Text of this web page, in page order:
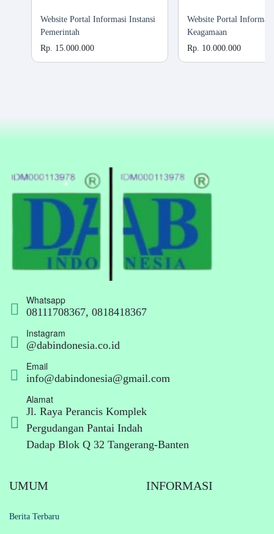
Website Portal Informasi Instansi
Pemerintah
Rp. 15.000.000
Website Portal
Keagamaan
Rp. 10.000.000
Whatsapp
08111708367, 0818418367
Instagram
@dabindonesia.co.id
Email
info@dabindonesia@gmail.com
Alamat
Jl. Raya Perancis Komplek
Pergudangan Pantai Indah
Dadap Blok Q 32 Tangerang-Banten
UMUM
Berita Terbaru
INFORMASI